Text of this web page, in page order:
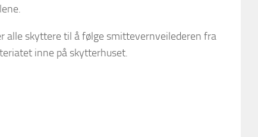
alle skyttere til å følge smittevernveilederen fra
inne på skytterhuset.